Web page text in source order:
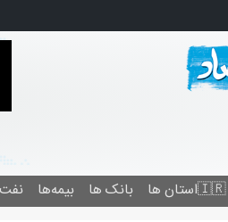
🇮🇷استان ‌ها بانک ها بیمه‌ها